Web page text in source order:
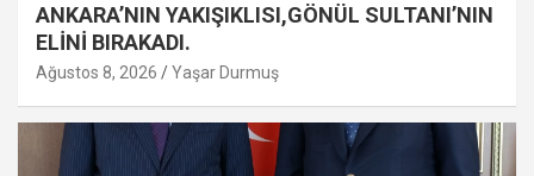
ANKARA’NIN YAKIŞIKLISI,GÖNÜL SULTANI’NIN
ELİNİ BIRAKADI.
Ağustos 8, 2026 Yaşar Durmuş